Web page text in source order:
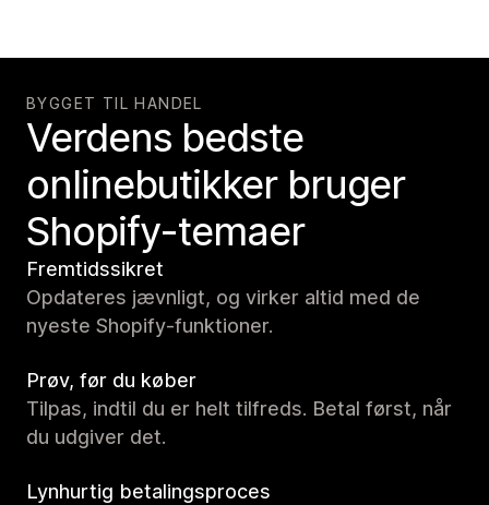
BYGGET TIL HANDEL
Verdens bedste
onlinebutikker bruger
Shopify-temaer
Fremtidssikret
Opdateres jævnligt, og virker altid med de
nyeste Shopify-funktioner.
Prøv, før du køber
Tilpas, indtil du er helt tilfreds. Betal først, når
du udgiver det.
Lynhurtig betalingsproces